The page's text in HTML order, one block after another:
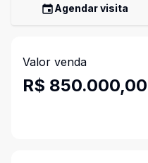
Agendar visita
Valor venda
R$ 850.000,00